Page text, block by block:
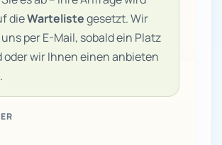
dieWartelistegesetzt. Wir
per E-Mail, sobald ein Platz
oder wir Ihnen einen anbieten